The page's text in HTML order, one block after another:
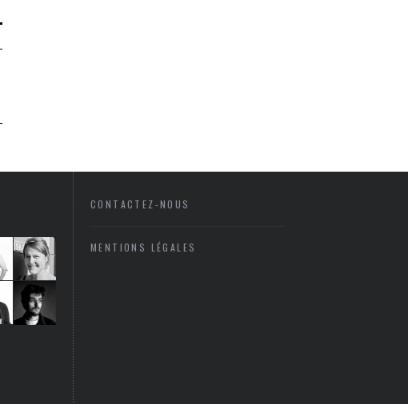
CONTACTEZ-NOUS
MENTIONS LÉGALES